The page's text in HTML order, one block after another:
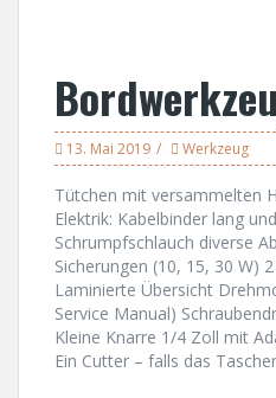
13. Mai 2019 Werkzeug
Tütchen mit versammelten
Elektrik: Kabelbinder lang
Schrumpfschlauch diverse
Sicherungen (10, 15, 30 W)
Laminierte Übersicht
Service Manual)
Kleine Knarre 1/4 Zoll mit
Ein Cutter – falls das